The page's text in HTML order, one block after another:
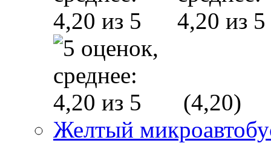
(4,20)
Желтый